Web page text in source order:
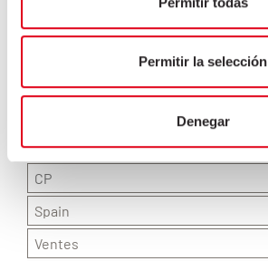
Permitir la selección
Denegar